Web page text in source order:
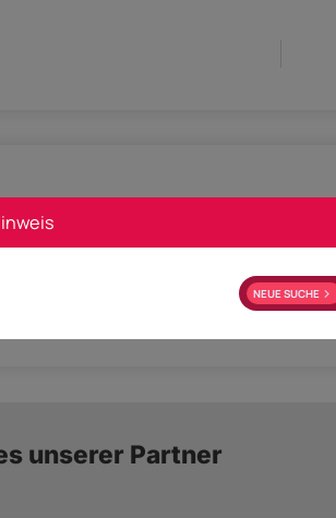
unserer Partner
NEUE SUCHE